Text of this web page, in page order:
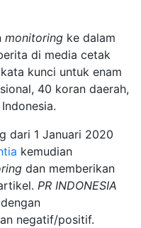
monitoring ke dalam
di media cetak
kunci untuk enam
40 koran daerah,
dari 1 Januari 2020
kemudian
dan memberikan
PR INDONESIA
negatif/positif.